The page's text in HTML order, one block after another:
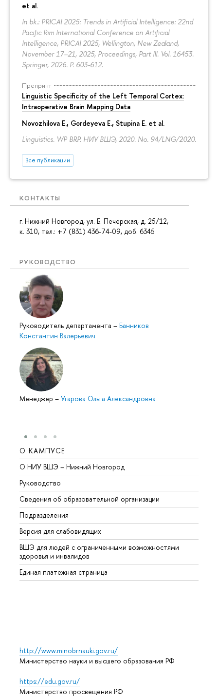
et al.
In bk.: PRICAI 2025: Trends in Artificial Intelligence: 22nd
Pacific Rim International Conference on Artificial
Intelligence, PRICAI 2025, Wellington, New Zealand,
November 17–21, 2025, Proceedings, Part III. Vol. 16453.
Springer, 2026. P. 603-612.
Препринт
Linguistic Specificity of the Left Temporal Cortex:
Intraoperative Brain Mapping Data
Novozhilova E., Gordeyeva E., Stupina E. et al.
Linguistics. WP BRP. НИУ ВШЭ, 2020. No. 94/LNG/2020.
Все публикации
КОНТАКТЫ
г. Нижний Новгород, ул. Б. Печерская, д. 25/12,
к. 310, тел.: +7 (831) 436-74-09, доб. 6345
РУКОВОДСТВО
Руководитель департамента – Банников
Константин Валерьевич
Менеджер – Угарова Ольга Александровна
О КАМПУСЕ
О НИУ ВШЭ – Нижний Новгород
Руководство
Сведения об образовательной организации
Подразделения
Версия для слабовидящих
ВШЭ для людей с ограниченными возможностями
здоровья и инвалидов
Единая платежная страница
http://www.minobrnauki.gov.ru/
Министерство науки и высшего образования РФ
https://edu.gov.ru/
Министерство просвещения РФ